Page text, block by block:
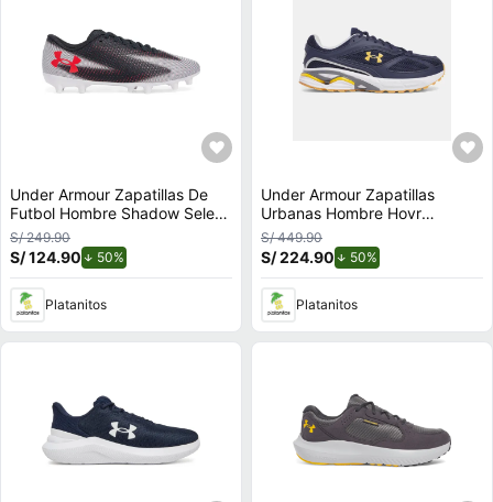
Under Armour Zapatillas De
Futbol Hombre Shadow Select
3 Fg
S/ 249.90
S/ 124.90 50%
Platanitos
Under Armour Zapatillas
Urbanas Hombre Hovr
Apparition Rtrftr Tc
S/ 449.90
S/ 224.90 50%
Platanitos